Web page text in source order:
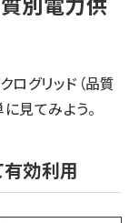
グリッド（品質
見てみよう。
有効利用